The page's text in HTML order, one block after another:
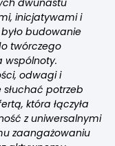
dwunastu
inicjatywami i
budowanie
twórczego
wspólnoty.
odwagi i
słuchać potrzeb
która łączyła
z uniwersalnymi
zaangażowaniu